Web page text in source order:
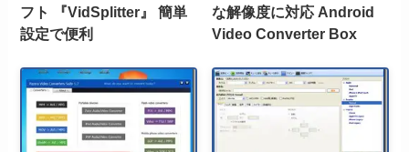
フト 『VidSplitter』 簡単
設定で便利
な解像度に対応 Android
Video Converter Box